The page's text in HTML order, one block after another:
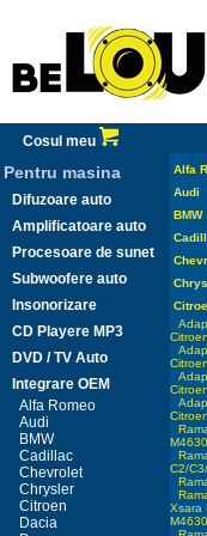
Cosul meu
Pentru masina
Difuzoare auto
Amplificatoare auto
Procesoare de sunet
Subwoofere auto
Insonorizare
CD Playere MP3
DVD / TV Auto
Integrare OEM
Alfa Romeo
Audi
BMW
Cadillac
Chevrolet
Chrysler
Citroen
Dacia
Alfa
Audi
BMW
C2/
Xsara